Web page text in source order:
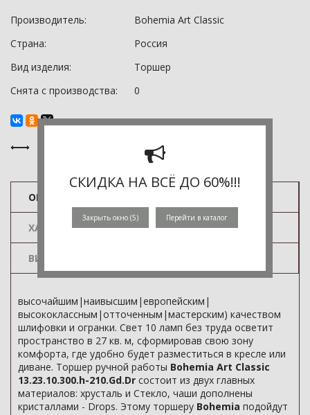
Производитель:
Bohemia Art Classic
Страна:
Россия
Вид изделия:
Торшер
Снята с производства:
0
ОПИСАНИЕ
ХАРАКТЕРИСТИКИ
ВИДЕО
высочайшим|наивысшим|европейским|
высококлассным|отточенным|мастерским) качеством
шлифовки и огранки. Свет 10 ламп без труда осветит
пространство в 27 кв. м, сформировав свою зону
комфорта, где удобно будет разместиться в кресле или
диване. Торшер ручной работы Bohemia Art Classic
13.23.10.300.h-210.Gd.Dr состоит из двух главных
материалов: хрусталь и Стекло, чаши дополнены
кристаллами - Drops. Этому торшеру Bohemia подойдут
СКИДКА НА ВСЁ ДО 60%!!!
Закрыть окно (5) Перейти в каталог